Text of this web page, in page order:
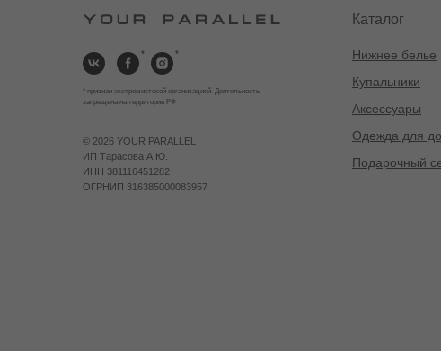
Каталог
Нижнее белье
Купальники
Аксессуары
Одежда для
Подарочный
© 2026 YOUR PARALLEL
ИП Тарасова А.Ю.
ИНН 381116451282
ОГРНИП 316385000083957
* признан экстремистской организацией. Деятельность
запрещена на территории РФ
* *